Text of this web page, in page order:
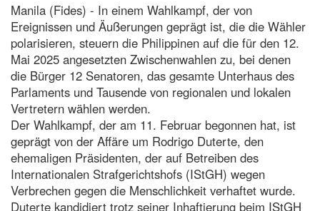
Manila (Fides) - In einem Wahlkampf, der von
Ereignissen und Äußerungen geprägt ist, die die Wähler
polarisieren, steuern die Philippinen auf die für den 12.
Mai 2025 angesetzten Zwischenwahlen zu, bei denen
die Bürger 12 Senatoren, das gesamte Unterhaus des
Parlaments und Tausende von regionalen und lokalen
Vertretern wählen werden.
Der Wahlkampf, der am 11. Februar begonnen hat, ist
geprägt von der Affäre um Rodrigo Duterte, den
ehemaligen Präsidenten, der auf Betreiben des
Internationalen Strafgerichtshofs (IStGH) wegen
Verbrechen gegen die Menschlichkeit verhaftet wurde.
Duterte kandidiert trotz seiner Inhaftierung beim IStGH